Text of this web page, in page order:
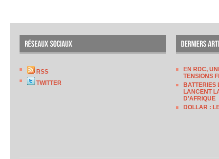
RSS
TWITTER
EN RDC,
TENSIONS
BATTERIES
LANCENT
D’AFRIQUE
DOLLAR :